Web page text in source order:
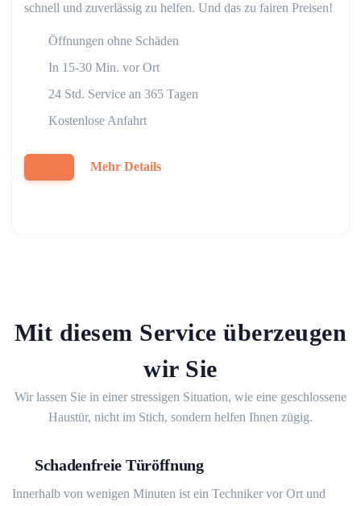
schnell und zuverlässig zu helfen. Und das zu fairen Preisen!
Öffnungen ohne Schäden
In 15-30 Min. vor Ort
24 Std. Service an 365 Tagen
Kostenlose Anfahrt
Mehr Details
Mit diesem Service überzeugen
wir Sie
Wir lassen Sie in einer stressigen Situation, wie eine geschlossene
Haustür, nicht im Stich, sondern helfen Ihnen zügig.
Schadenfreie Türöffnung
Innerhalb von wenigen Minuten ist ein Techniker vor Ort und